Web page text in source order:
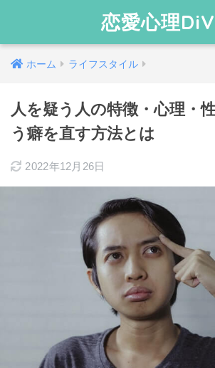
恋愛心理
ホーム ライフスタイル
人を疑う人の特徴・心理・
う癖を直す方法とは
2022年12月26日